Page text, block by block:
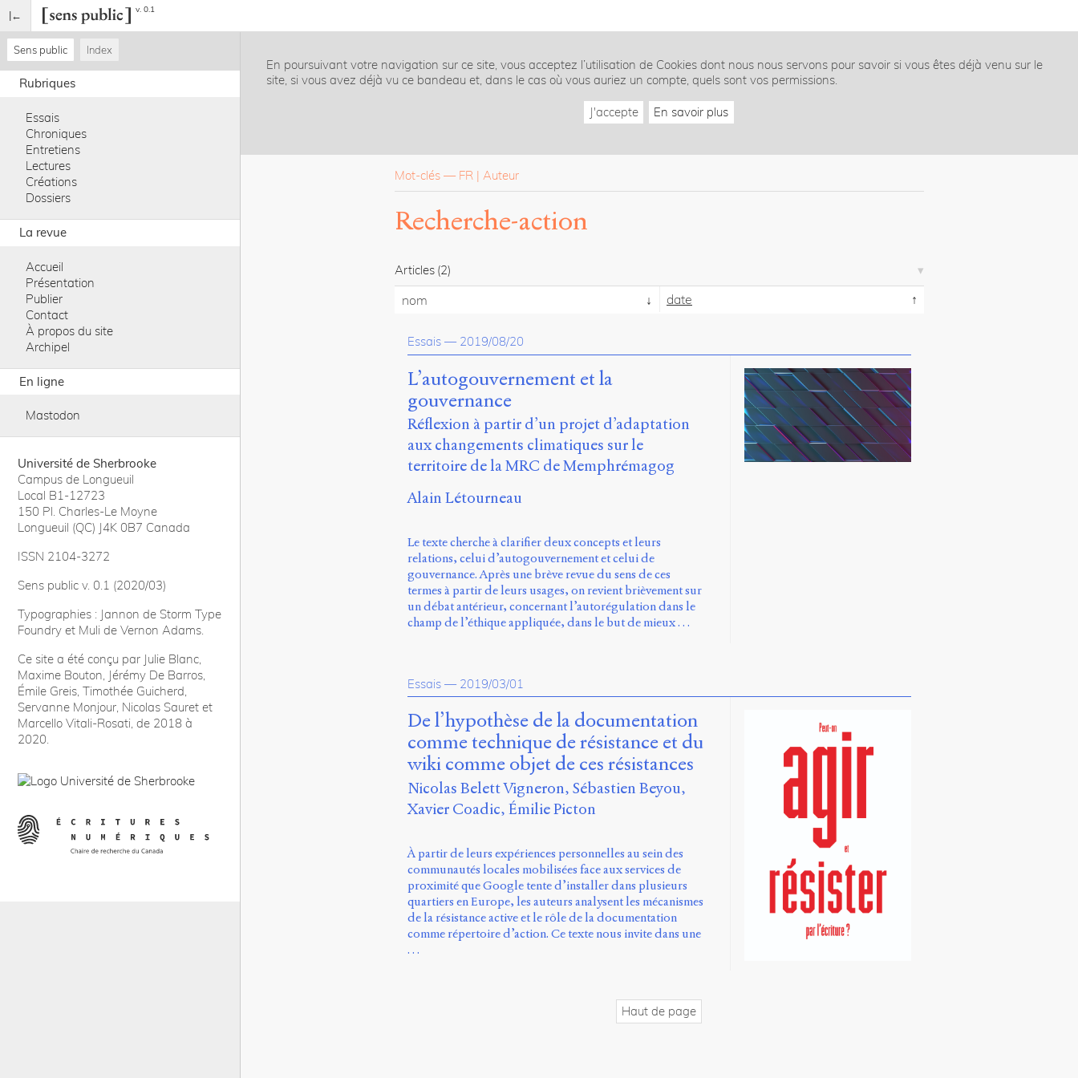
v. 0.1
Sens public Index
Rubriques
Essais
Chroniques
Entretiens
Lectures
Créations
Dossiers
La revue
Accueil
Présentation
Publier
Contact
À propos du site
Archipel
En ligne
Mastodon
Université de Sherbrooke
Campus de Longueuil
Local B1-12723
150 Pl. Charles-Le Moyne
Longueuil (QC) J4K 0B7 Canada
ISSN 2104-3272
Sens public v. 0.1 (2020/03)
Typographies : Jannon de Storm Type
Foundry et Muli de Vernon Adams.
Ce site a été conçu par Julie Blanc,
Maxime Bouton, Jérémy De Barros,
Émile Greis, Timothée Guicherd,
Servanne Monjour, Nicolas Sauret et
Marcello Vitali-Rosati, de 2018 à
2020.
En poursuivant votre navigation sur ce site, vous acceptez l’utilisation de Cookies dont nous nous servons pour savoir si vous êtes déjà venu sur le
site, si vous avez déjà vu ce bandeau et, dans le cas où vous auriez un compte, quels sont vos permissions.
J'accepte En savoir plus
Mot-clés — FR Auteur
Recherche-action
Articles (2)
nom date
Essais — 2019/08/20
L’autogouvernement et la
gouvernance
Réflexion à partir d’un projet d’adaptation
aux changements climatiques sur le
territoire de la MRC de Memphrémagog
Alain Létourneau
Le texte cherche à clarifier deux concepts et leurs
relations, celui d’autogouvernement et celui de
gouvernance. Après une brève revue du sens de ces
termes à partir de leurs usages, on revient brièvement sur
un débat antérieur, concernant l’autorégulation dans le
champ de l’éthique appliquée, dans le but de mieux …
Essais — 2019/03/01
De l’hypothèse de la documentation
comme technique de résistance et du
wiki comme objet de ces résistances
Nicolas Belett Vigneron Sébastien Beyou
Xavier Coadic Émilie Picton
À partir de leurs expériences personnelles au sein des
communautés locales mobilisées face aux services de
proximité que Google tente d’installer dans plusieurs
quartiers en Europe, les auteurs analysent les mécanismes
de la résistance active et le rôle de la documentation
comme répertoire d’action. Ce texte nous invite dans une
…
Haut de page